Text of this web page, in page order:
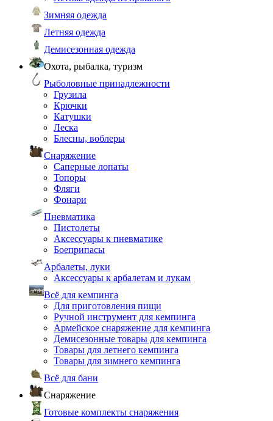
Зимняя одежда
Летняя одежда
Демисезонная одежда
Охота, рыбалка, туризм
Рыболовные принадлежности
Грузила
Крючки
Катушки
Леска
Блесны, воблеры
Снаряжение
Саперные лопаты
Топоры
Фляги
Фонари
Пневматика
Пистолеты
Аксессуары к пневматике
Боеприпасы
Арбалеты, луки
Аксессуары к арбалетам и лукам
Всё для кемпинга
Для приготовления пищи
Ручной инструмент для кемпинга
Армейское снаряжение для кемпинга
Демисезонные товары для кемпинга
Товары для летнего кемпинга
Товары для зимнего кемпинга
Всё для бани
Снаряжение
Готовые комплекты снаряжения